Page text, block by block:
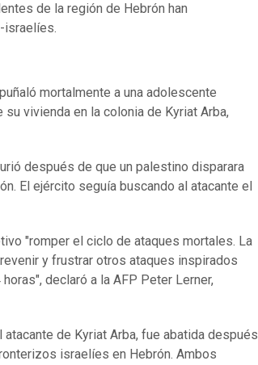
de la región de Hebrón han
israelíes.
mortalmente a una adolescente
vivienda en la colonia de Kyriat Arba,
después de que un palestino disparara
El ejército seguía buscando al atacante el
"romper el ciclo de ataques mortales. La
y frustrar otros ataques inspirados
declaró a la AFP Peter Lerner,
de Kyriat Arba, fue abatida después
israelíes en Hebrón. Ambos